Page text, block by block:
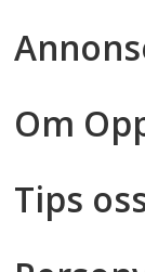
Om
Tips